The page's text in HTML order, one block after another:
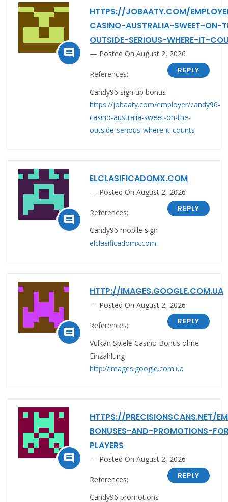

HTTPS://JOBAATY.COM/
CASINO-AUSTRALIA-SWEET-ON-
OUTSIDE-SERIOUS-WHERE-IT-
Posted On August 2, 2026
REPLY
References:
Candy96 sign up bonus
https://jobaaty.com/employer/candy96-
casino-australia-sweet-on-the-
outside-serious-where-it-counts

ELCLASIFICADOMX.COM
Posted On August 2, 2026
REPLY
References:
Candy96 mobile sign
elclasificadomx.com

HTTP://IMAGES.GOOGLE.COM.UA
Posted On August 2, 2026
REPLY
References:
Vulkan Spiele Casino Bonus ohne
Einzahlung
http://images.google.com.ua

HTTPS://PRECISIONSCANS.NET/
BONUSES-AND-PROMOTIONS-
PLAYERS
Posted On August 2, 2026
REPLY
References:
Candy96 promotions